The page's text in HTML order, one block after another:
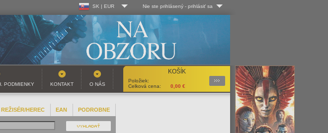
SK | EUR
CZ | Kč
SK | EUR
Nie ste prihlásený - prihlásiť sa
Log-in
Užív. meno:
Heslo:
Registrácia
KOŠÍK
Položiek:
Celková cena:
0,00 €
Podrobnosti
PODMIENKY KONTAKT O NÁS
REŽISÉR/HEREC EAN PODROBNE